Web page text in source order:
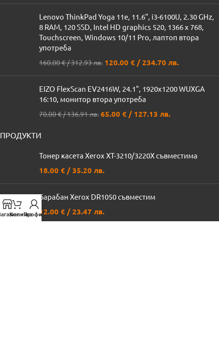
Lenovo ThinkPad Yoga 11e, 11.6", i3-6100U, 2.30 GHz,
8 RAM, 120 SSD, Intel HD graphics 520, 1366 x 768,
Touchscreen, Windows 10/11 Pro, лаптоп втора
употреба
160.00€/ 312.93 лв. 120.00 € / 234.70 лв.
EIZO FlexScan EV2416W, 24.1", 1920x1200 WUXGA
16:10, монитор втора употреба
70.00€/ 136.91 лв. 65.00 € / 127.13 лв.
ПРОДУКТИ
Тонер касета Xerox XT-3210/3220X съвместима
18.00 € / 35.20 лв.
Барабан Xerox DR1050 съвместим
12.00 € / 23.47 лв.
КоличкаПрофил